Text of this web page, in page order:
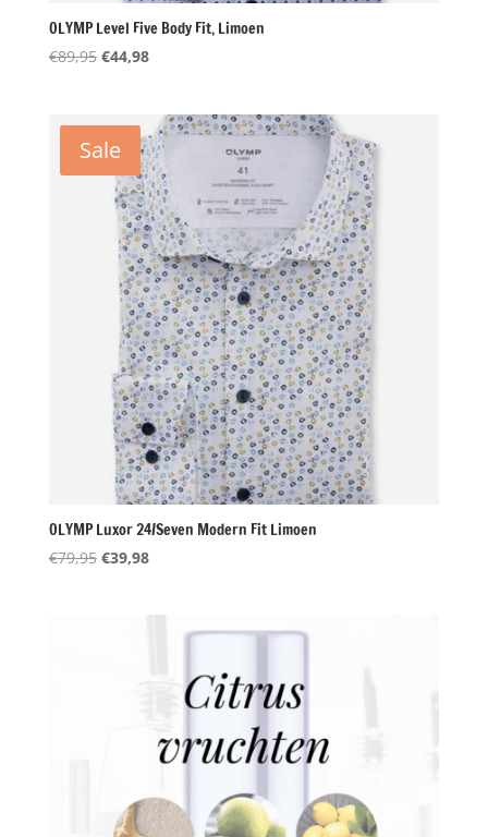
OLYMP Level Five Body Fit, Limoen
€89,95 Oorspronkelijke
€89,95.
€44,98Huidige
€44,98.
Sale
OLYMP Luxor 24/Seven Modern Fit Limoen
€79,95 Oorspronkelijke
€39,98Huidige
€39,98.